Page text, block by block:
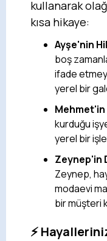
kullanarak
kısa hikaye:
Ayşe'nin
boş
ifade
yerel bir
Mehmet'in
kurduğu
yerel bir
Zeynep'in
Zeynep,
modaevi
bir müşteri
⚡